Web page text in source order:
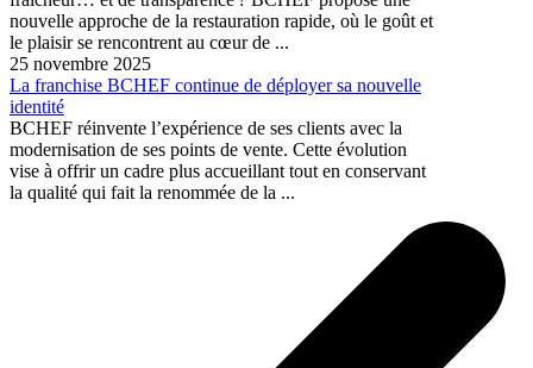
nouvelle approche de la restauration rapide, où le goût et
le plaisir se rencontrent au cœur de ...
25 novembre 2025
La franchise BCHEF continue de déployer sa nouvelle
identité
BCHEF réinvente l’expérience de ses clients avec la
modernisation de ses points de vente. Cette évolution
vise à offrir un cadre plus accueillant tout en conservant
la qualité qui fait la renommée de la ...